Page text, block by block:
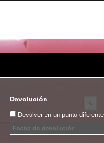
Devolución
Devolver en un punto diferente